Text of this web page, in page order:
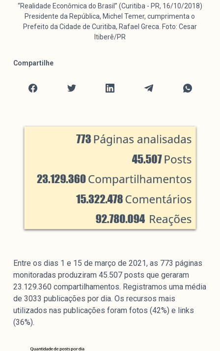
cobertura da grande mídia sobre temas de economia e
política produzido pelo Laboratório de Estudos de Mídia
e Esfera Pública (LEMEP). O LEMEP tem registro no
Diretório de Grupos de Pesquisa do CNPq e é sediado
no Instituto de Estudos Sociais e Políticos (IESP) da
Universidade do Estado do Rio de Janeiro (UERJ). O
Manchetômetro não tem filiação com partidos ou grupos
Na Mídia
Parcerias
“Realidade Econômica do Brasil” (Curitiba - PR, 16/10/2018)
Presidente da República, Michel Temer, cumprimenta o
Prefeito da Cidade de Curitiba, Rafael Greca. Foto: Cesar
Itiberê/PR
Compartilhe
Entre os dias 1 e 15 de março de 2021, as 773 páginas
monitoradas produziram 45.507 posts que geraram
23.129.360 compartilhamentos. Registramos uma média
de 3033 publicações por dia. Os recursos mais
utilizados nas publicações foram fotos (42%) e links
(36%).